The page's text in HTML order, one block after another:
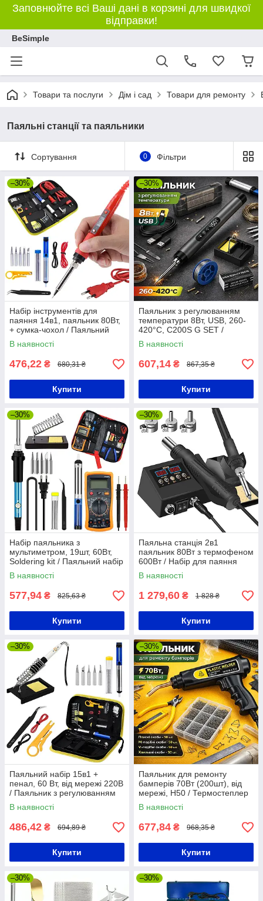
Заповнюйте всі Ваші дані в корзині для швидкої
відправки!
BeSimple
Товари та послуги Дім і сад Товари для ремонту
Паяльні станції та паяльники
Сортування 0 Фільтри
–30%
Набір інструментів для
паяння 14в1, паяльник 80Вт,
+ сумка-чохол / Паяльний
набір з цифровим
паяльником
В наявності
476,22 ₴ 680,31 ₴
Купити
–30%
Паяльник з регулюванням
температури 8Вт, USB, 260-
420°C, C200S G SET /
Портативний паяльник / USB
паяльник
В наявності
607,14 ₴ 867,35 ₴
Купити
–30%
Набір паяльника з
мультиметром, 19шт, 60Вт,
Soldering kit / Паяльний набір
/ Паяльник з регулятором
температури
В наявності
577,94 ₴ 825,63 ₴
Купити
–30%
Паяльна станція 2в1
паяльник 80Вт з термофеном
600Вт / Набір для паяння
фен з паяльником /
Термофен паяльний
В наявності
1 279,60 ₴ 1 828 ₴
Купити
–30%
Паяльний набір 15в1 +
пенал, 60 Вт, від мережі 220В
/ Паяльник з регулюванням
температури / Набір для
пайки
В наявності
486,42 ₴ 694,89 ₴
Купити
–30%
Паяльник для ремонту
бамперів 70Вт (200шт), від
мережі, H50 / Термостеплер
для ремонта / Горячий
степлер
В наявності
677,84 ₴ 968,35 ₴
Купити
–30% –30%